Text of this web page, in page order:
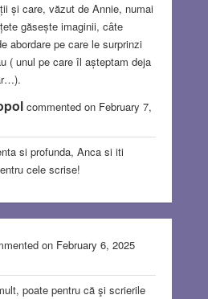
și care, văzut de Annie, numai
găsește imaginii, câte
abordare pe care le surprinzi
( unul pe care îl așteptam deja
commented on February 7,
si profunda, Anca si iti
cele scrise!
on February 6, 2025
poate pentru că şi scrierile